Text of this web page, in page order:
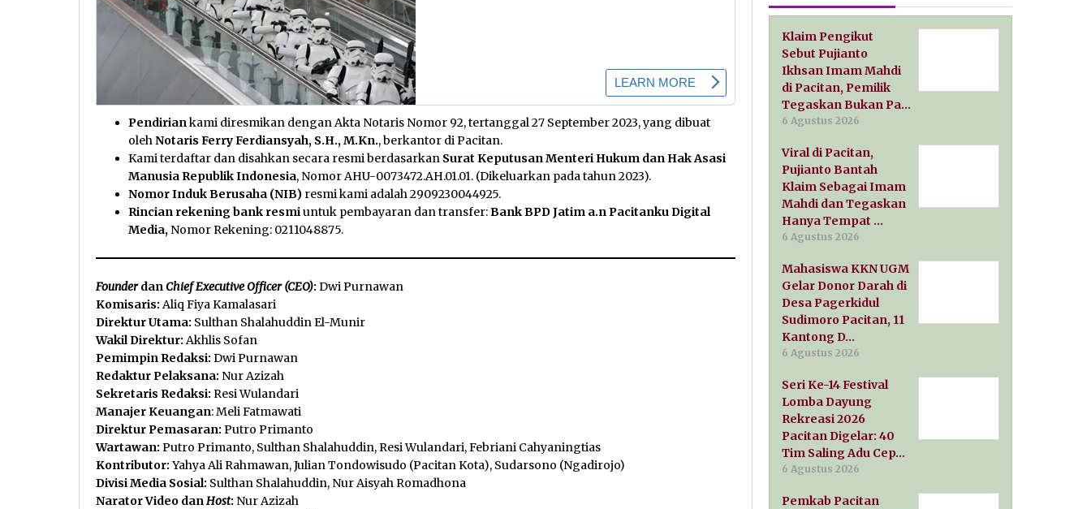
Pendiriankami diresmikan dengan Akta Notaris Nomor 92, tertanggal 27 September 2023, yang dibuat
olehNotaris Ferry Ferdiansyah, S.H., M.Kn., berkantor di Pacitan.
Kami terdaftar dan disahkan secara resmi berdasarkan Surat Keputusan Menteri Hukum dan Hak Asasi
Manusia Republik Indonesia, Nomor AHU-0073472.AH.01.01. (Dikeluarkan pada tahun 2023).
Nomor Induk Berusaha (NIB) resmi kami adalah 2909230044925.
Rincian rekening bank resmiuntuk pembayaran dan transfer:Bank BPD Jatim a.nPacitanku Digital
Media, Nomor Rekening: 0211048875.
FounderdanChief Executive Officer (CEO): Dwi Purnawan
Komisaris: Aliq Fiya Kamalasari
Direktur Utama: Sulthan Shalahuddin El-Munir
Wakil Direktur: Akhlis Sofan
Pemimpin Redaksi: Dwi Purnawan
Redaktur Pelaksana: Nur Azizah
Sekretaris Redaksi: Resi Wulandari
Manajer Keuangan: Meli Fatmawati
Direktur Pemasaran: Putro Primanto
Wartawan: Putro Primanto, Sulthan Shalahuddin, Resi Wulandari, Febriani Cahyaningtias
Kontributor: Yahya Ali Rahmawan, Julian Tondowisudo (Pacitan Kota), Sudarsono (Ngadirojo)
Divisi Media Sosial: Sulthan Shalahuddin, Nur Aisyah Romadhona
Narator Video danHost: Nur Azizah
Klaim Pengikut
Sebut Pujianto
Ikhsan Imam Mahdi
di Pacitan, Pemilik
Tegaskan Bukan Pa…
6 Agustus 2026
Viral di Pacitan,
Pujianto Bantah
Klaim Sebagai Imam
Mahdi dan Tegaskan
Hanya Tempat …
6 Agustus 2026
Mahasiswa KKN UGM
Gelar Donor Darah di
Desa Pagerkidul
Sudimoro Pacitan, 11
Kantong D…
6 Agustus 2026
Seri Ke-14 Festival
Lomba Dayung
Rekreasi 2026
Pacitan Digelar: 40
Tim Saling Adu Cep…
6 Agustus 2026
Pemkab Pacitan